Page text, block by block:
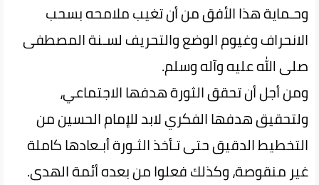
وحـماية هذا الأفق من أن تغيب ملامحه بسحب
الانحراف وغيوم الوضع والتحريف لسـنة المصطفى‌
صلى الله عليه وآله وسلم.
ومن‌ أجل‌ أن تحقق الثورة هدفها الاجتماعي،
ولتحقيق هدفها الفكري لابد للإمام‌ الحسين‌ من
التخطيط الدقيق حتى تـأخذ الثـورة أبـعادها كاملة
غير منقوصة، وكذلك فعلوا من بعده أئمة الهدی‌.